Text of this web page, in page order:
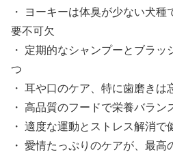
・ ヨーキーは体臭が少ない犬
要不可欠
・ 定期的なシャンプーとブラ
つ
・ 耳や口のケア、特に歯磨きは
・ 高品質のフードで栄養バラン
・ 適度な運動とストレス解消で
・ 愛情たっぷりのケアが、最高